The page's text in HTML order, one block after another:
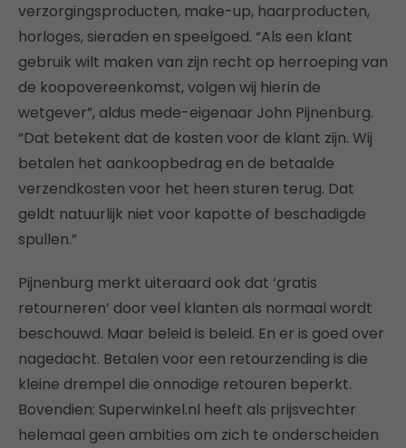
verzorgingsproducten, make-up, haarproducten,
horloges, sieraden en speelgoed. “Als een klant
gebruik wilt maken van zijn recht op herroeping van
de koopovereenkomst, volgen wij hierin de
wetgever”, aldus mede-eigenaar John Pijnenburg.
“Dat betekent dat de kosten voor de klant zijn. Wij
betalen het aankoopbedrag en de betaalde
verzendkosten voor het heen sturen terug. Dat
geldt natuurlijk niet voor kapotte of beschadigde
spullen.”
Pijnenburg merkt uiteraard ook dat ‘gratis
retourneren’ door veel klanten als normaal wordt
beschouwd. Maar beleid is beleid. En er is goed over
nagedacht. Betalen voor een retourzending is die
kleine drempel die onnodige retouren beperkt.
Bovendien: Superwinkel.nl heeft als prijsvechter
helemaal geen ambities om zich te onderscheiden